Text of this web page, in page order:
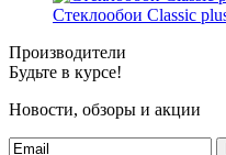
Стеклообои Classic
Производители
Будьте в курсе!
Новости, обзоры и акции